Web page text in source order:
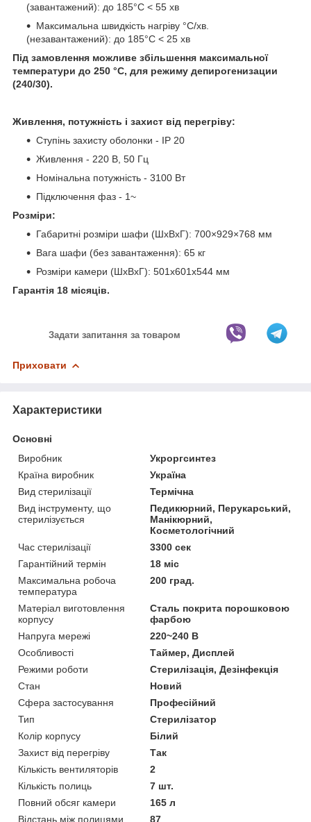
(завантажений): до 185°С < 55 хв
Максимальна швидкість нагріву °С/хв.
(незавантажений): до 185°С < 25 хв
Під замовлення можливе збільшення максимальної
температури до 250 °С, для режиму депирогенизации
(240/30).
Живлення, потужність і захист від перегріву:
Ступінь захисту оболонки - IP 20
Живлення - 220 В, 50 Гц
Номінальна потужність - 3100 Вт
Підключення фаз - 1~
Розміри:
Габаритні розміри шафи (ШхВхГ): 700×929×768 мм
Вага шафи (без завантаження): 65 кг
Розміри камери (ШхВхГ): 501х601х544 мм
Гарантія 18 місяців.
Задати запитання за товаром
Приховати
Характеристики
Основні
Виробник
Укроргсинтез
Країна виробник
Україна
Вид стерилізації
Термічна
Вид інструменту, що
стерилізується
Педикюрний, Перукарський,
Манікюрний,
Косметологічний
Час стерилізації
3300 сек
Гарантійний термін
18 міс
Максимальна робоча
температура
200 град.
Матеріал виготовлення
корпусу
Сталь покрита порошковою
фарбою
Напруга мережі
220~240 В
Особливості
Таймер, Дисплей
Режими роботи
Стерилізація, Дезінфекція
Стан
Новий
Сфера застосування
Професійний
Тип
Стерилізатор
Колір корпусу
Білий
Захист від перегріву
Так
Кількість вентиляторів
2
Кількість полиць
7 шт.
Повний обсяг камери
165 л
Відстань між полицями
87